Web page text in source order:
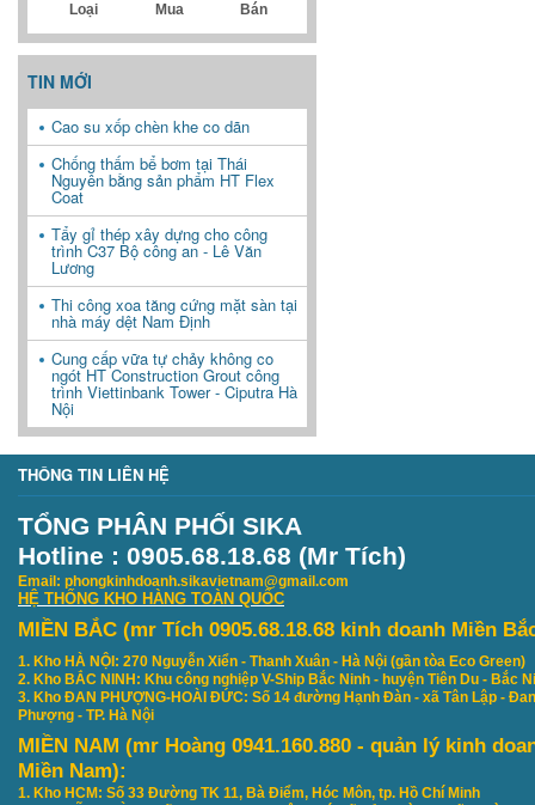
Loại Mua Bán
TIN MỚI
Cao su xốp chèn khe co dãn
Chống thấm bể bơm tại Thái
Nguyên bằng sản phẩm HT Flex
Coat
Tẩy gỉ thép xây dựng cho công
trình C37 Bộ công an - Lê Văn
Lương
Thi công xoa tăng cứng mặt sàn tại
nhà máy dệt Nam Định
Cung cấp vữa tự chảy không co
ngót HT Construction Grout công
trình Viettinbank Tower - Ciputra Hà
Nội
THÔNG TIN LIÊN HỆ
TỔNG PHÂN PHỐI SIKA
Hotline : 0905.68.18.68 (Mr Tích)
Email: phongkinhdoanh.sikavietnam@gmail.com
HỆ THỐNG KHO HÀNG TOÀN QUỐC
MIỀN BẮC (mr Tích 0905.68.18.68 kinh doanh Miền
1. Kho HÀ NỘI: 270 Nguyễn Xiển - Thanh Xuân - Hà Nội (gần tòa Eco Green)
2. Kho BẮC NINH: Khu công nghiệp V-Ship Bắc Ninh - huyện Tiên Du - Bắc
3. Kho ĐAN PHƯỢNG-HOÀI ĐỨC: Số 14 đường Hạnh Đàn - xã Tân Lập - Đan
Phượng - TP. Hà Nội
MIỀN NAM (mr Hoàng 0941.160.880 - quản lý kinh
Miền Nam):
1. Kho HCM: Số 33 Đường TK 11, Bà Điểm, Hóc Môn, tp. Hồ Chí Minh